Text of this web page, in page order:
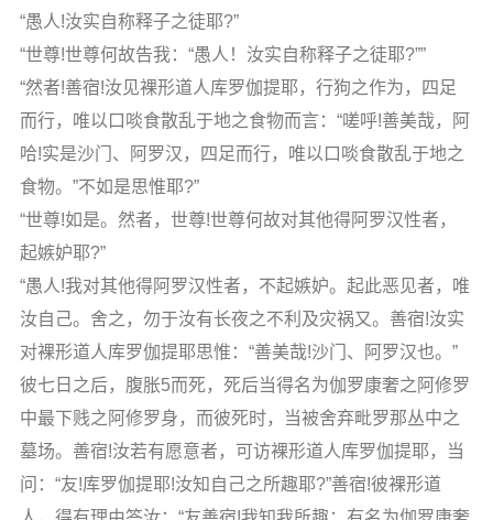
“愚人!汝实自称释子之徒耶?”
“世尊!世尊何故告我：“愚人！汝实自称释子之徒耶?””
“然者!善宿!汝见裸形道人库罗伽提耶，行狗之作为，四足
而行，唯以口啖食散乱于地之食物而言：“嗟呼!善美哉，阿
哈!实是沙门、阿罗汉，四足而行，唯以口啖食散乱于地之
食物。”不如是思惟耶?”
“世尊!如是。然者，世尊!世尊何故对其他得阿罗汉性者，
起嫉妒耶?”
“愚人!我对其他得阿罗汉性者，不起嫉妒。起此恶见者，唯
汝自己。舍之，勿于汝有长夜之不利及灾祸又。善宿!汝实
对裸形道人库罗伽提耶思惟：“善美哉!沙门、阿罗汉也。”
彼七日之后，腹胀5而死，死后当得名为伽罗康奢之阿修罗
中最下贱之阿修罗身，而彼死时，当被舍弃毗罗那丛中之
墓场。善宿!汝若有愿意者，可访裸形道人库罗伽提耶，当
问：“友!库罗伽提耶!汝知自己之所趣耶?”善宿!彼裸形道